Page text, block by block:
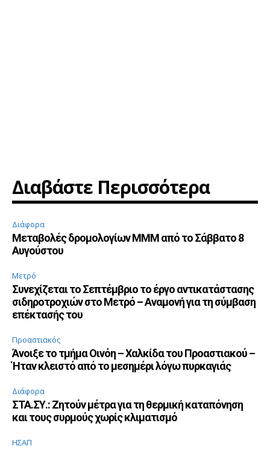
Διαβάστε Περισσότερα
Διάφορα
Μεταβολές δρομολογίων ΜΜΜ από το Σάββατο 8
Αυγούστου
Μετρό
Συνεχίζεται το Σεπτέμβριο το έργο αντικατάστασης
σιδηροτροχιών στο Μετρό – Αναμονή για τη σύμβαση
επέκτασής του
Προαστιακός
Άνοιξε το τμήμα Οινόη – Χαλκίδα του Προαστιακού –
Ήταν κλειστό από το μεσημέρι λόγω πυρκαγιάς
Διάφορα
ΣΤΑ.ΣΥ.: Ζητούν μέτρα για τη θερμική καταπόνηση
και τους συρμούς χωρίς κλιματισμό
ΗΣΑΠ